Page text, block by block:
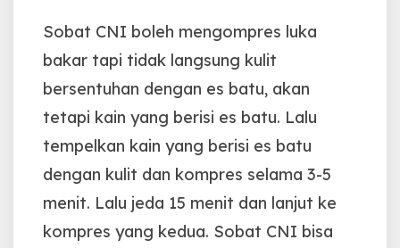
Sobat CNI boleh mengompres luka
bakar tapi tidak langsung kulit
bersentuhan dengan es batu, akan
tetapi kain yang berisi es batu. Lalu
tempelkan kain yang berisi es batu
dengan kulit dan kompres selama 3-5
menit. Lalu jeda 15 menit dan lanjut ke
kompres yang kedua. Sobat CNI bisa